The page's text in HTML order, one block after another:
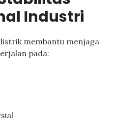
Industri
membantu menjaga
pada: